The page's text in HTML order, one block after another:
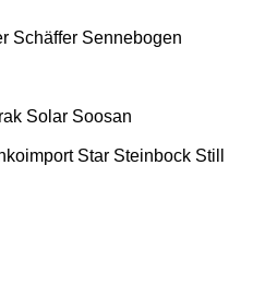
Schäffer Sennebogen
Solar Soosan
Star Steinbock Still